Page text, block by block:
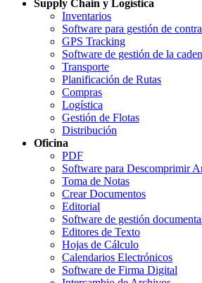
Supply Chain y Logística
Inventarios
Software para gestión de
GPS Tracking
Software de gestión de la
Transporte
Planificación de Rutas
Compras
Logística
Gestión de Flotas
Distribución
Oficina
PDF
Software para Descomprimir
Toma de Notas
Crear Documentos
Editorial
Software de gestión
Editores de Texto
Hojas de Cálculo
Calendarios Electrónicos
Software de Firma Digital